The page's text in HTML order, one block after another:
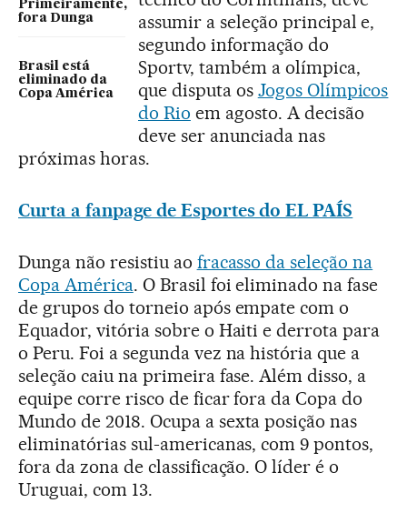
Primeiramente,
fora Dunga
Brasil está
eliminado da
Copa América
assumir a seleção principal e,
segundo informação do
Sportv, também a olímpica,
que disputa os Jogos Olímpicos
do Rio em agosto. A decisão
deve ser anunciada nas
próximas horas.
Curta a fanpage de Esportes do EL PAÍS
Dunga não resistiu ao fracasso da seleção na
Copa América. O Brasil foi eliminado na fase
de grupos do torneio após empate com o
Equador, vitória sobre o Haiti e derrota para
o Peru. Foi a segunda vez na história que a
seleção caiu na primeira fase. Além disso, a
equipe corre risco de ficar fora da Copa do
Mundo de 2018. Ocupa a sexta posição nas
eliminatórias sul-americanas, com 9 pontos,
fora da zona de classificação. O líder é o
Uruguai, com 13.